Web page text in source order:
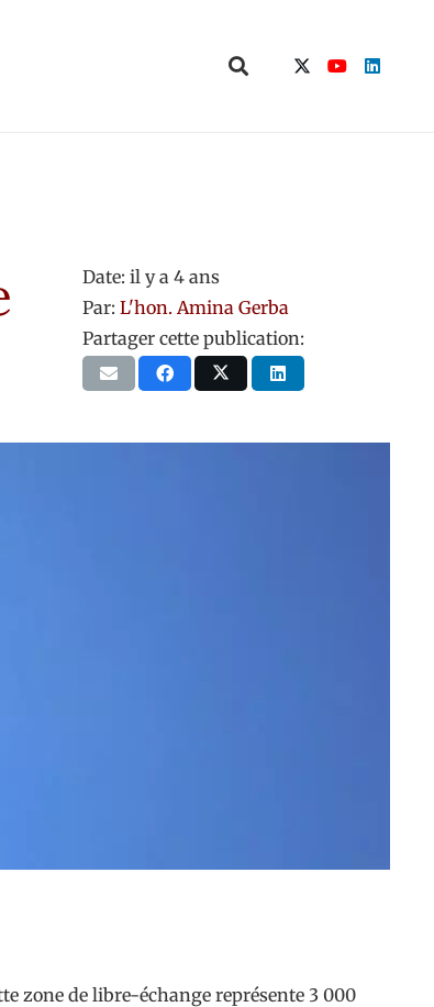
Date: il y a 4 ans
Par: L'hon. Amina Gerba
Partager cette publication:
zone de libre-échange représente 3 000